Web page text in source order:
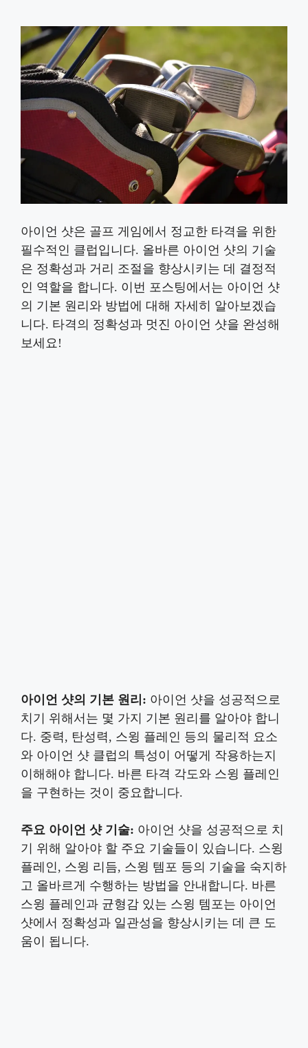
아이언 샷은 골프 게임에서 정교한 타격을 위한
필수적인 클럽입니다. 올바른 아이언 샷의 기술
은 정확성과 거리 조절을 향상시키는 데 결정적
인 역할을 합니다. 이번 포스팅에서는 아이언 샷
의 기본 원리와 방법에 대해 자세히 알아보겠습
니다. 타격의 정확성과 멋진 아이언 샷을 완성해
보세요!
아이언 샷의 기본 원리: 아이언 샷을 성공적으로
치기 위해서는 몇 가지 기본 원리를 알아야 합니
다. 중력, 탄성력, 스윙 플레인 등의 물리적 요소
와 아이언 샷 클럽의 특성이 어떻게 작용하는지
이해해야 합니다. 바른 타격 각도와 스윙 플레인
을 구현하는 것이 중요합니다.
주요 아이언 샷 기술: 아이언 샷을 성공적으로 치
기 위해 알아야 할 주요 기술들이 있습니다. 스윙
플레인, 스윙 리듬, 스윙 템포 등의 기술을 숙지하
고 올바르게 수행하는 방법을 안내합니다. 바른
스윙 플레인과 균형감 있는 스윙 템포는 아이언
샷에서 정확성과 일관성을 향상시키는 데 큰 도
움이 됩니다.